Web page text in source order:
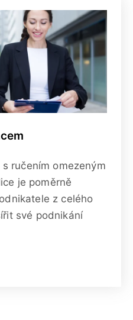
ručením omezeným
je poměrně
z celého
své podnikání